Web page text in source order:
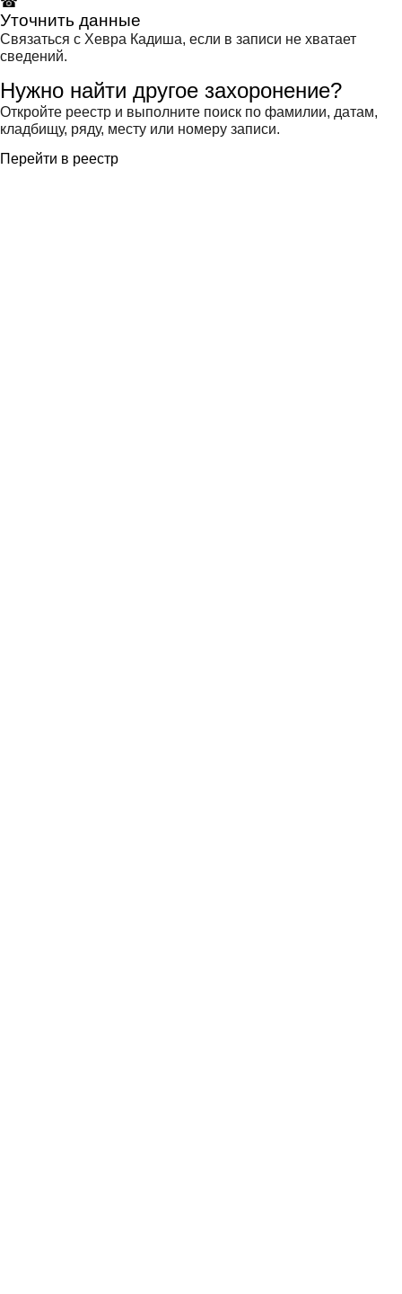
Уточнить данные
Связаться с Хевра Кадиша, если в записи не хватает
сведений.
Нужно найти другое захоронение?
Откройте реестр и выполните поиск по фамилии, датам,
кладбищу, ряду, месту или номеру записи.
Перейти в реестр